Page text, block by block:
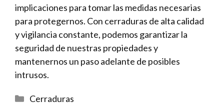
implicaciones‍ para ​tomar las medidas ​necesarias
para protegernos. Con cerraduras de alta⁣ calidad
y vigilancia constante, podemos garantizar la
seguridad de nuestras propiedades ​y
‌mantenernos un paso adelante de posibles
intrusos.
Categorías
Cerraduras